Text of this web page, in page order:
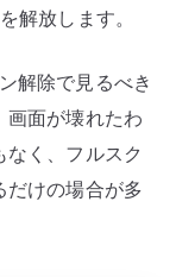
解放します。
解除で見るべき
画面が壊れたわ
く、フルスク
だけの場合が多